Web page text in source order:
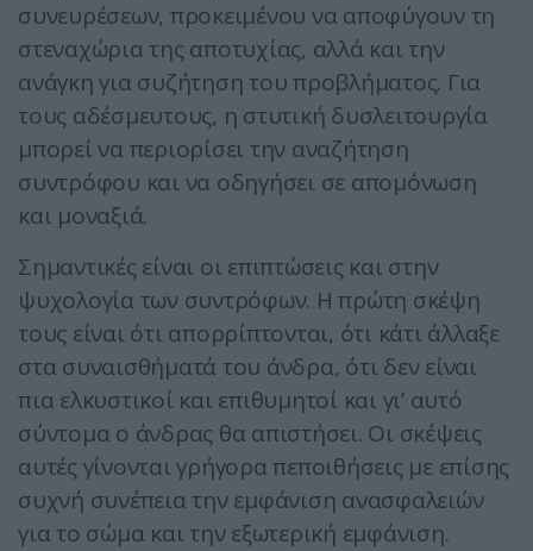
συνευρέσεων, προκειμένου να αποφύγουν τη
στεναχώρια της αποτυχίας, αλλά και την
ανάγκη για συζήτηση του προβλήματος. Για
τους αδέσμευτους, η στυτική δυσλειτουργία
μπορεί να περιορίσει την αναζήτηση
συντρόφου και να οδηγήσει σε απομόνωση
και μοναξιά.
Σημαντικές είναι οι επιπτώσεις και στην
ψυχολογία των συντρόφων. Η πρώτη σκέψη
τους είναι ότι απορρίπτονται, ότι κάτι άλλαξε
στα συναισθήματά του άνδρα, ότι δεν είναι
πια ελκυστικοί και επιθυμητοί και γι’ αυτό
σύντομα ο άνδρας θα απιστήσει. Οι σκέψεις
αυτές γίνονται γρήγορα πεποιθήσεις με επίσης
συχνή συνέπεια την εμφάνιση ανασφαλειών
για το σώμα και την εξωτερική εμφάνιση.